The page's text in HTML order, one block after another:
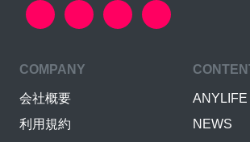
COMPANY
会社概要
利用規約
ANYLIFE
NEWS